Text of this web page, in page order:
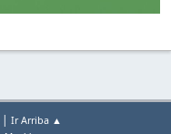
| Ir Arriba ▲